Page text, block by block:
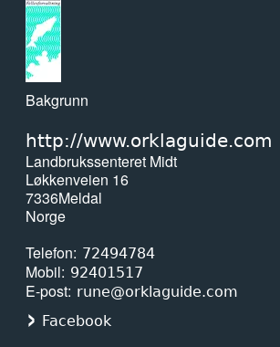
Bakgrunn
http://www.orklaguide.com
Landbrukssenteret Midt
Løkkenveien 16
7336Meldal
Norge
Telefon
72494784
Mobil 92401517
E-post rune@orklaguide.com
Facebook